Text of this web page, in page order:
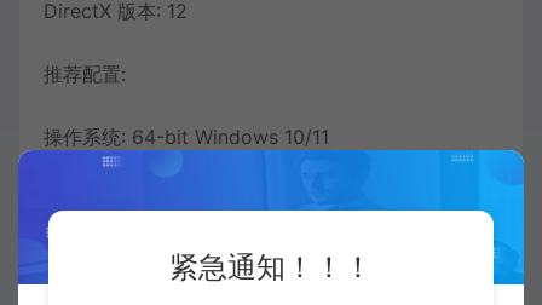
DirectX 版本: 12
推荐配置:
操作系统: 64-bit Windows 10/11
处理器: Intel Core i7-8700 (3.2Ghz) or AMD
Ryzen 5 3600 (3.6 Ghz)
内存: 16 GB RAM
显卡: NVIDIA GeForce 1080 Ti or AMD Radeon RX
紧急通知！！！